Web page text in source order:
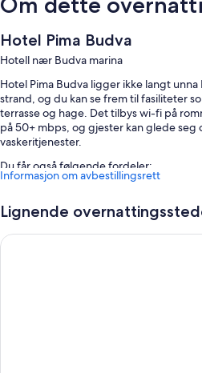
Hotel Pima Budva
Hotell nær Budva marina
Hotel Pima Budva ligger ikke langt
strand, og du kan se frem til fasiliteter
terrasse og hage. Det tilbys wi-fi på
på 50+ mbps, og gjester kan glede seg
vaskeritjenester.
Du får også følgende fordeler:
Selvbetjent parkering (inkludert)
Flyplasstransport (mot betaling),
Informasjon om avbestillingsrett
Lignende
Comfort Apartments Pasha